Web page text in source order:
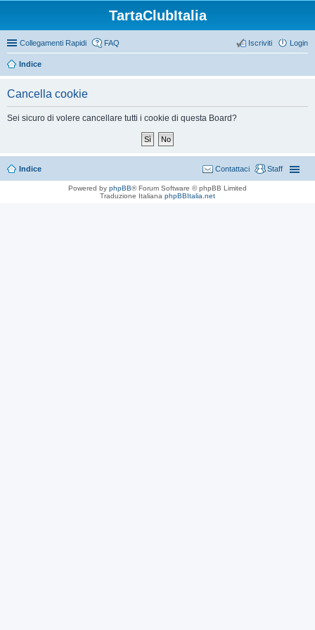
TartaClubItalia
Collegamenti Rapidi FAQ Login
Iscriviti
Indice
Cancella cookie
Sei sicuro di volere cancellare tutti i cookie di questa Board?
Indice Staff
Contattaci
Powered by phpBB® Forum Software © phpBB Limited
Traduzione Italiana phpBBItalia.net